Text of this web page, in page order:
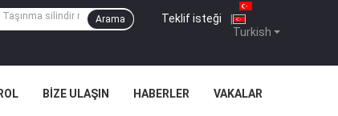
Turkish
Teklif isteği |
Arama
BIZE ULAŞIN HABERLER VAKALAR